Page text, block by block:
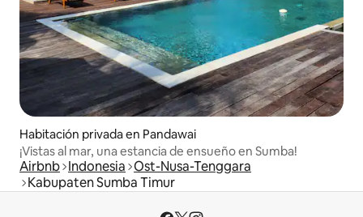
Habitación privada en Pandawai
¡Vistas al mar, una estancia de ensueño en Sumba!
Airbnb Indonesia Ost-Nusa-Tenggara
Kabupaten Sumba Timur